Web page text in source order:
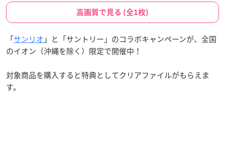
高画質で見る (全1枚)
「サンリオ 」と「サントリー」のコラボキャンペーンが、全国
のイオン（沖縄を除く）限定で開催中！
対象商品を購入すると特典としてクリアファイルがもらえま
す。